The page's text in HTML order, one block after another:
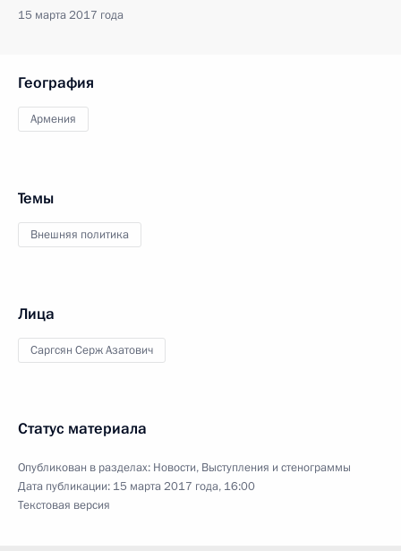
15 марта 2017 года
География
Армения
Темы
Внешняя политика
Лица
Саргсян Серж Азатович
Статус материала
Опубликован в разделах: Новости, Выступления и стенограммы
Дата публикации: 15 марта 2017 года, 16:00
Текстовая версия